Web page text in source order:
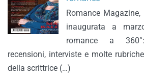
Romance
inaugurata a
romance a
recensioni, interviste e molte
della scrittrice (…)